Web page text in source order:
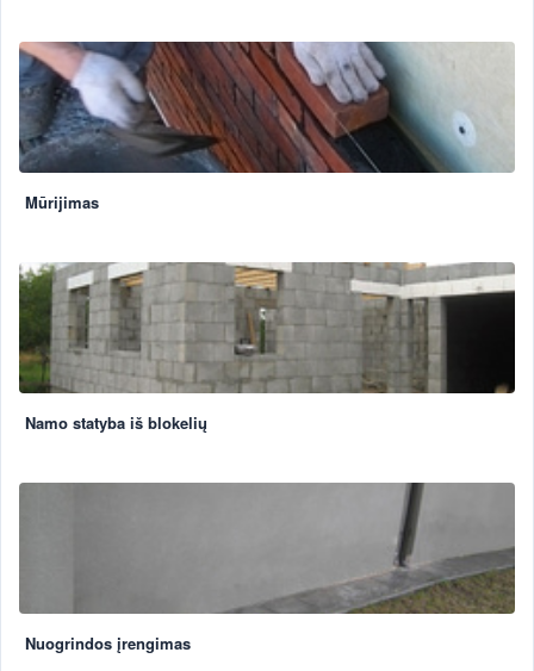
Mūrijimas
Namo statyba iš blokelių
Nuogrindos įrengimas